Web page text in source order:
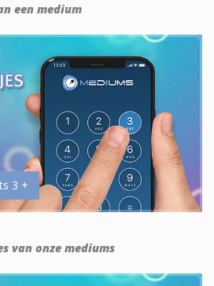
een medium
3 +
van onze mediums